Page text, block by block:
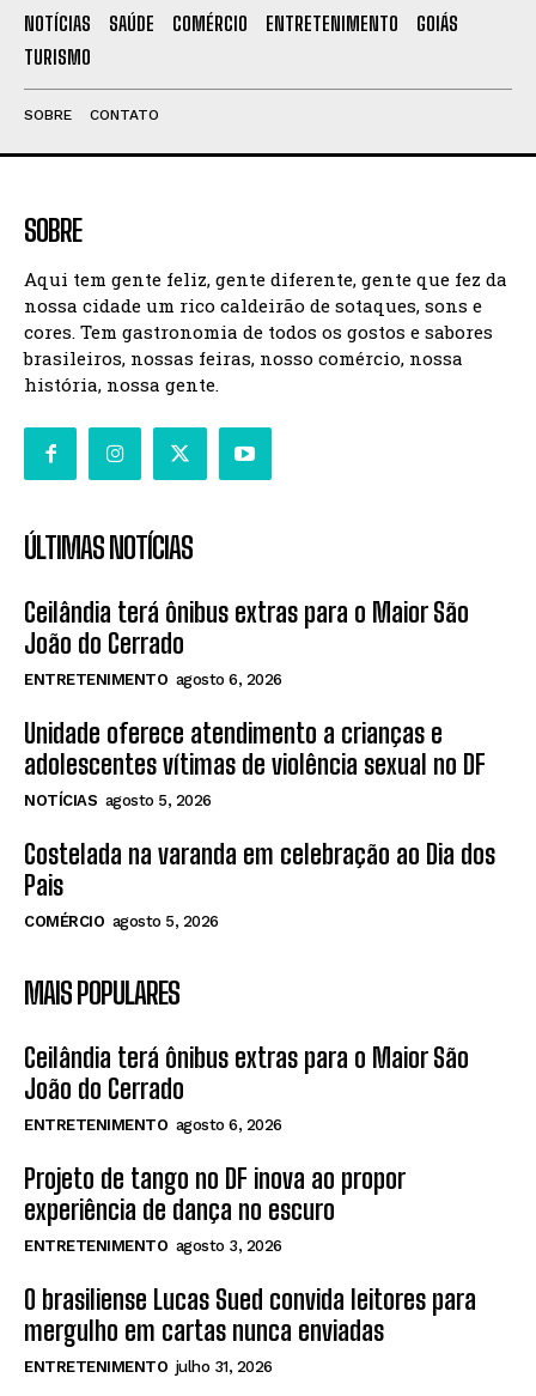
NOTÍCIAS SAÚDE COMÉRCIO ENTRETENIMENTO
GOIÁS
TURISMO
SOBRE CONTATO
SOBRE
Aqui tem gente feliz, gente diferente, gente que fez da
nossa cidade um rico caldeirão de sotaques, sons e
cores. Tem gastronomia de todos os gostos e sabores
brasileiros, nossas feiras, nosso comércio, nossa
história, nossa gente.
ÚLTIMAS NOTÍCIAS
Ceilândia terá ônibus extras para o Maior São
João do Cerrado
ENTRETENIMENTO agosto 6, 2026
Unidade oferece atendimento a crianças e
adolescentes vítimas de violência sexual no DF
NOTÍCIAS agosto 5, 2026
Costelada na varanda em celebração ao Dia dos
Pais
COMÉRCIO agosto 5, 2026
MAIS POPULARES
Ceilândia terá ônibus extras para o Maior São
João do Cerrado
ENTRETENIMENTO agosto 6, 2026
Projeto de tango no DF inova ao propor
experiência de dança no escuro
ENTRETENIMENTO agosto 3, 2026
O brasiliense Lucas Sued convida leitores para
mergulho em cartas nunca enviadas
ENTRETENIMENTO julho 31, 2026